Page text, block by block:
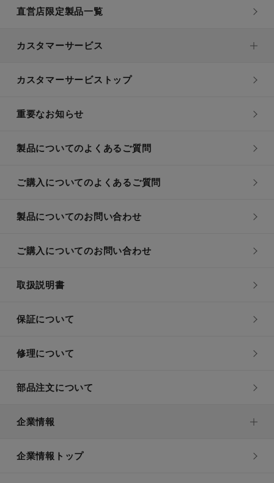
直営店限定製品一覧
カスタマーサービス
カスタマーサービストップ
重要なお知らせ
製品についてのよくあるご質問
ご購入についてのよくあるご質問
製品についてのお問い合わせ
ご購入についてのお問い合わせ
取扱説明書
保証について
修理について
部品注文について
企業情報
企業情報トップ